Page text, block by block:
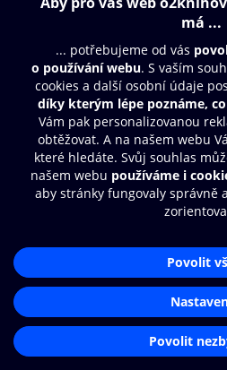
Obsah ke stažení
Moje O2 Knihovna
Další zábava
© O2 Czech Republic a.s.
Zásady zpracování osobních údajů
Nastavení cookies
Čti a